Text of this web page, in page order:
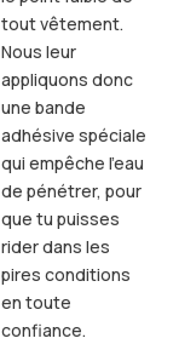
tout vêtement.
Nous leur
appliquons donc
une bande
adhésive spéciale
qui empêche l'eau
de pénétrer, pour
que tu puisses
rider dans les
pires conditions
en toute
confiance.